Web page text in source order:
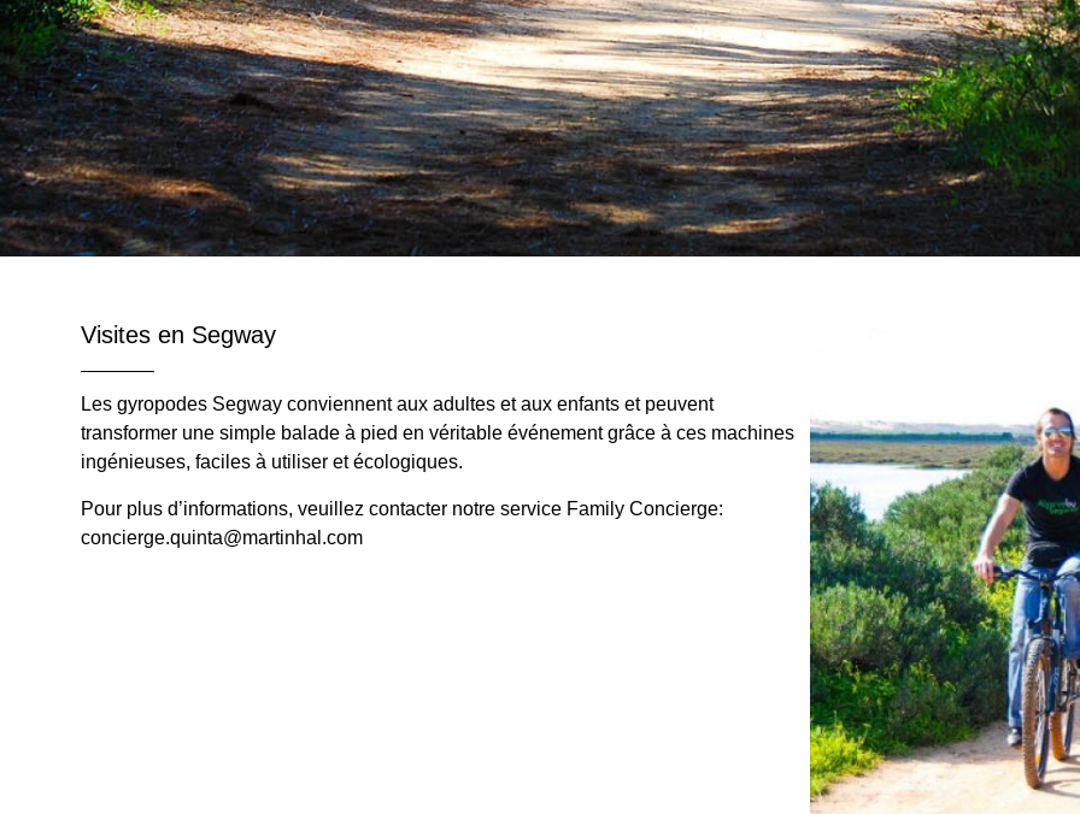
Visites en Segway
Les gyropodes Segway conviennent aux adultes et aux enfants et peuvent
transformer une simple balade à pied en véritable événement grâce à ces machines
ingénieuses, faciles à utiliser et écologiques.
Pour plus d’informations, veuillez contacter notre service Family Concierge:
concierge.quinta@martinhal.com